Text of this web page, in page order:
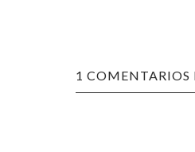
1 COMENTARIOS